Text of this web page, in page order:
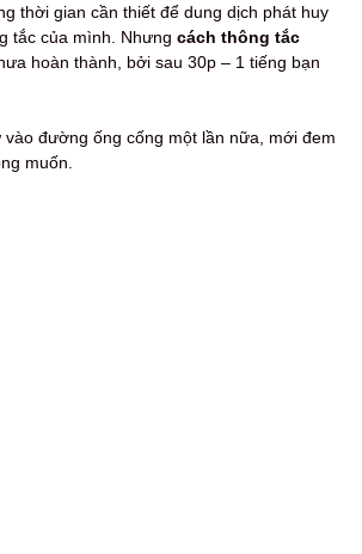
thời gian cần thiết để dung dịch phát huy
tắc của mình. Nhưng cách thông tắc
hoàn thành, bởi sau 30p – 1 tiếng bạn
đường ống cống một lần nữa, mới đem
muốn.